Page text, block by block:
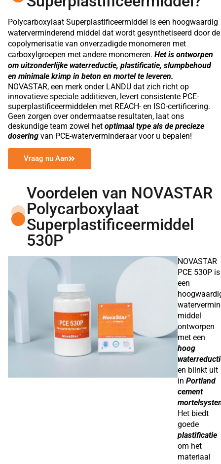
Polycarboxylaat Superplastificeermiddel is een hoogwaardig
waterverminderend middel dat wordt gesynthetiseerd door de
copolymerisatie van onverzadigde monomeren met
carboxylgroepen met andere monomeren. Het is ontworpen
om uitzonderlijke waterreductie, plastificatie, slumpbehoud
en minimale krimp in beton en mortel te leveren.
NOVASTAR, een merk onder LANDU dat zich richt op
innovatieve speciale additieven, levert consistente PCE-
superplastificeermiddelen met REACH- en ISO-certificering.
Geen zorgen over ondermaatse resultaten, laat ons
deskundige team zowel het optimaal type als de precieze
dosering van PCE-waterverminderaar voor u bepalen!
Vraag nu Aan
Voordelen van NOVASTAR
Polycarboxylaat
Superplastificeermiddel
530P
NOVASTAR
PCE 530P is
een
middel
ontworpen
met een
hoog
en blinkt uit
in Portland
cement
Het biedt
goede
plastificatie
om het
materiaal